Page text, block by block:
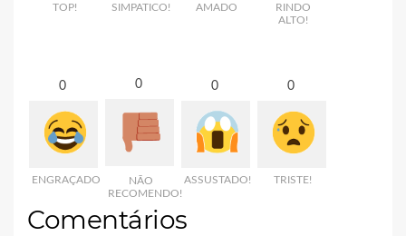
TOP! SIMPATICO! AMADO
RINDO
ALTO!
0
ENGRAÇADO
0
NÃO
RECOMENDO!
0
ASSUSTADO!
0
TRISTE!
Comentários